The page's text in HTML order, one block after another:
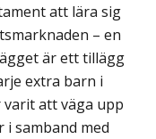
att lära sig
– en
är ett tillägg
extra barn i
att väga upp
samband med